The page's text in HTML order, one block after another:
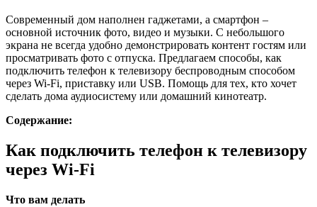
Современный дом наполнен гаджетами, а смартфон –
основной источник фото, видео и музыки. С небольшого
экрана не всегда удобно демонстрировать контент гостям или
просматривать фото с отпуска. Предлагаем способы, как
подключить телефон к телевизору беспроводным способом
через Wi-Fi, приставку или USB. Помощь для тех, кто хочет
сделать дома аудиосистему или домашний кинотеатр.
Содержание:
Как подключить телефон к телевизору
через Wi-Fi
Что вам делать